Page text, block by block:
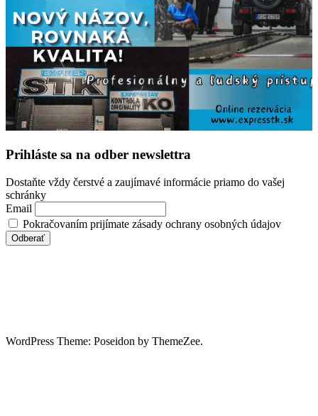
Prihláste sa na odber newslettra
Dostaňte vždy čerstvé a zaujímavé informácie priamo do vašej
schránky
Email
Pokračovaním prijímate zásady ochrany osobných údajov
WordPress Theme: Poseidon by ThemeZee.